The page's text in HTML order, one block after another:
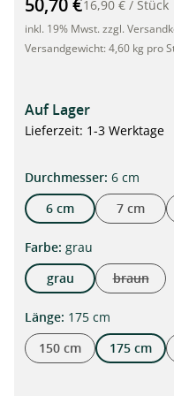
50,70 €16,90 € / Stück
inkl. 19% Mwst. zzgl.
Versandgewicht: 4,60 kg pro
Auf Lager
Lieferzeit: 1-3 Werktage
Durchmesserauswählen
: 6 cm
6 cm
7 cm
Farbeauswählen
: grau
grau
braun
(Diese
Längeauswählen
: 175 cm
150 cm
175 cm